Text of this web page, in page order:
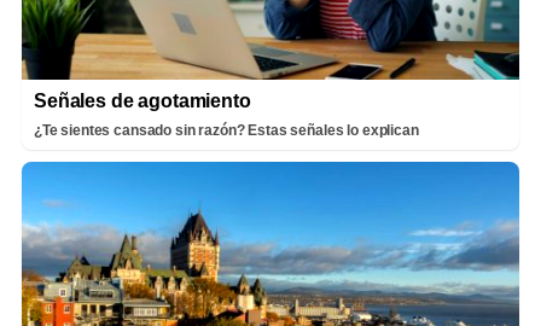
Señales de agotamiento
¿Te sientes cansado sin razón? Estas señales lo explican